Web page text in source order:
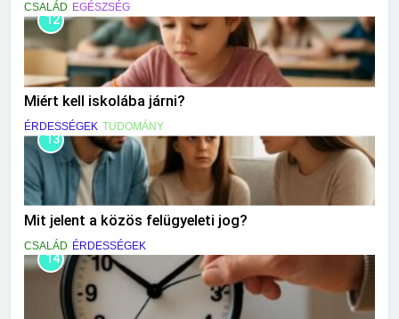
CSALÁD EGÉSZSÉG
12
Miért kell iskolába járni?
ÉRDESSÉGEK TUDOMÁNY
13
Mit jelent a közös felügyeleti jog?
CSALÁD ÉRDESSÉGEK
14